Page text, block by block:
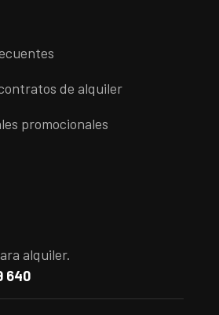
de alquiler
promocionales
alquiler.
640